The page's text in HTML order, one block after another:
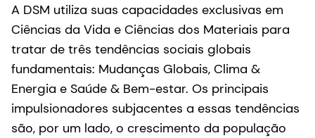
A DSM utiliza suas capacidades exclusivas em
Ciências da Vida e Ciências dos Materiais para
tratar de três tendências sociais globais
fundamentais: Mudanças Globais, Clima &
Energia e Saúde & Bem-estar. Os principais
impulsionadores subjacentes a essas tendências
são, por um lado, o crescimento da população